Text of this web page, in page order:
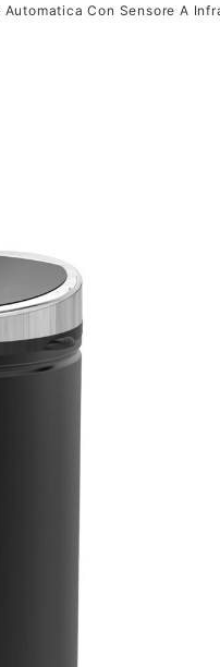
Automatica Con Sensore A